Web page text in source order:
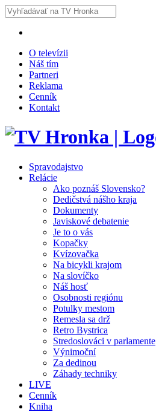
O televízii
Náš tím
Partneri
Reklama
Cenník
Kontakt
Spravodajstvo
Relácie
Ako poznáš Slovensko?
Dedičstvá nášho kraja
Dokumenty
Javiskové debatenie
Je to o vás
Kopačky
Kvízovačka
Na bicykli krajom
Na slovíčko
Náš hosť
Osobnosti regiónu
Potulky mestom
Remesla sa drž
Retro Bystrica
Stredoslováci v parlamente
Výnimoční
Za dedinou
Záhady techniky
LIVE
Cenník
Kniha